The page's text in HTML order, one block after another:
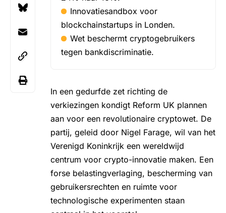
Innovatiesandbox voor
blockchainstartups in Londen.
Wet beschermt cryptogebruikers
tegen bankdiscriminatie.
In een gedurfde zet richting de
verkiezingen kondigt Reform UK plannen
aan voor een revolutionaire cryptowet. De
partij, geleid door Nigel Farage, wil van het
Verenigd Koninkrijk een wereldwijd
centrum voor crypto-innovatie maken. Een
forse belastingverlaging, bescherming van
gebruikersrechten en ruimte voor
technologische experimenten staan